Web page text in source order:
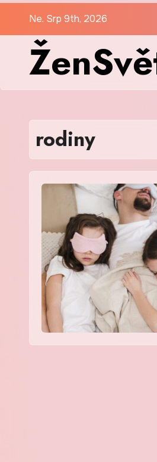
content
Ne. Srp 9th, 2026
rodiny